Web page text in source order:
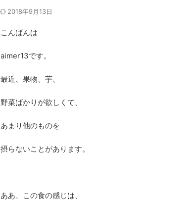
2018年9月13日
こんばんは
aimer13です。
最近、果物、芋、
野菜ばかりが欲しくて、
あまり他のものを
摂らないことがあります。
ああ、この食の感じは、